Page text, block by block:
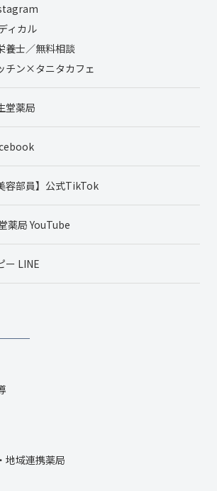
ィカル
養士／無料相談
チン×タニタカフェ
堂薬局
容部員】公式TikTok
薬局 YouTube
ー LINE
地域連携薬局